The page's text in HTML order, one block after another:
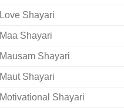
Love Shayari
Maa Shayari
Mausam Shayari
Maut Shayari
Motivational Shayari